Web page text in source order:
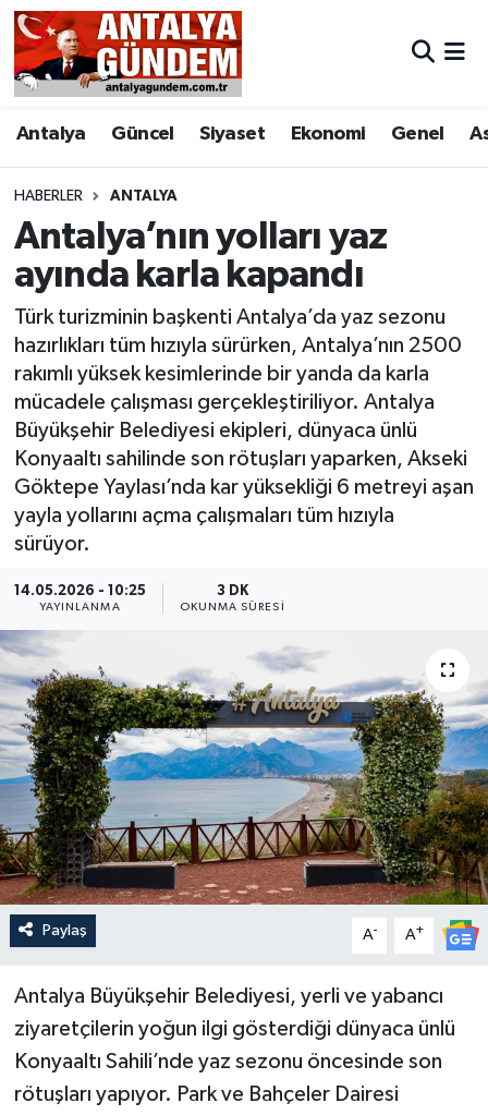
Antalya Güncel Siyaset Ekonomi Genel
HABERLER ANTALYA
Antalya’nın yolları yaz
ayında karla kapandı
Türk turizminin başkenti Antalya’da yaz sezonu
hazırlıkları tüm hızıyla sürürken, Antalya’nın 2500
rakımlı yüksek kesimlerinde bir yanda da karla
mücadele çalışması gerçekleştiriliyor. Antalya
Büyükşehir Belediyesi ekipleri, dünyaca ünlü
Konyaaltı sahilinde son rötuşları yaparken, Akseki
Göktepe Yaylası’nda kar yüksekliği 6 metreyi aşan
yayla yollarını açma çalışmaları tüm hızıyla
sürüyor.
14.05.2026 - 10:25
YAYINLANMA
3 DK
OKUNMA SÜRESI
Paylaş A- A+
Antalya Büyükşehir Belediyesi, yerli ve yabancı
ziyaretçilerin yoğun ilgi gösterdiği dünyaca ünlü
Konyaaltı Sahili’nde yaz sezonu öncesinde son
rötuşları yapıyor. Park ve Bahçeler Dairesi
Antalya
Asayiş
Bilim & Teknoloji
Bölge
EĞİTİM
Genel
Görüntülü Haber
Güncel
Kültür & Sanat
Resmi İlan
Sağlık & Yaşam
Siyaset
Spor
Antalya Nöbetçi Eczaneler
Antalya Hava Durumu
Antalya Namaz Vakitleri
Antalya Trafik Yoğunluk Haritası
Süper Lig Puan Durumu ve Fikstür
Tüm Manşetler
Son Dakika Haberleri
Haber Arşivi